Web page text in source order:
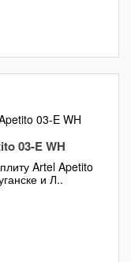
03-E WH
Artel Apetito
и Л..